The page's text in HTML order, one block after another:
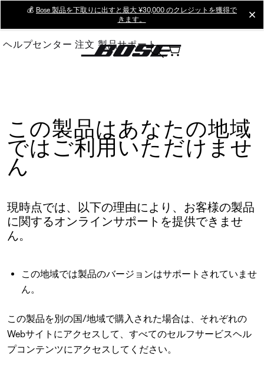
Main
💰 Bose 製品を下取りに出すと最大 ¥30,000 のクレジットを獲得で
きます。
ヘルプセンター 注文 製品サポート
この製品はあなたの地域
ではご利用いただけませ
ん
現時点では、以下の理由により、お客様の製品
に関するオンラインサポートを提供できませ
ん。
この地域では製品のバージョンはサポートされていませ
ん。
この製品を別の国/地域で購入された場合は、それぞれの
Webサイトにアクセスして、すべてのセルフサービスヘル
プコンテンツにアクセスしてください。